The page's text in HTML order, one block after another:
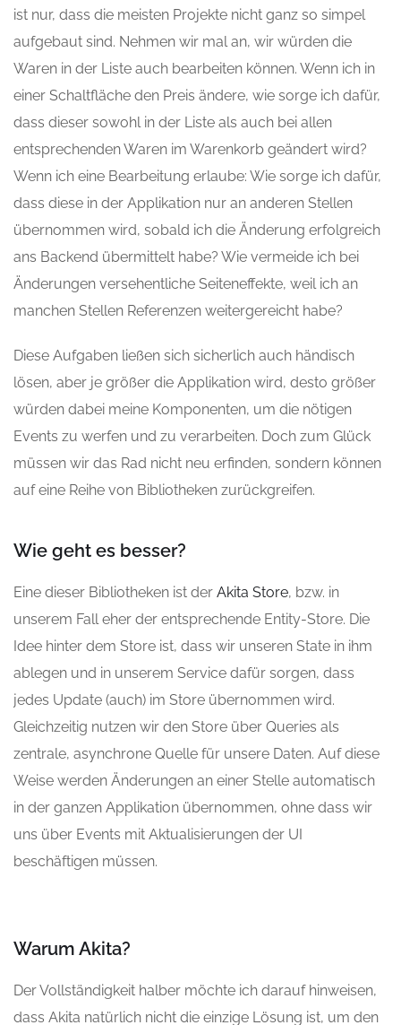
ist nur, dass die meisten Projekte nicht ganz so simpel
aufgebaut sind. Nehmen wir mal an, wir würden die
Waren in der Liste auch bearbeiten können. Wenn ich in
einer Schaltfläche den Preis ändere, wie sorge ich dafür,
dass dieser sowohl in der Liste als auch bei allen
entsprechenden Waren im Warenkorb geändert wird?
Wenn ich eine Bearbeitung erlaube: Wie sorge ich dafür,
dass diese in der Applikation nur an anderen Stellen
übernommen wird, sobald ich die Änderung erfolgreich
ans Backend übermittelt habe? Wie vermeide ich bei
Änderungen versehentliche Seiteneffekte, weil ich an
manchen Stellen Referenzen weitergereicht habe?
Diese Aufgaben ließen sich sicherlich auch händisch
lösen, aber je größer die Applikation wird, desto größer
würden dabei meine Komponenten, um die nötigen
Events zu werfen und zu verarbeiten. Doch zum Glück
müssen wir das Rad nicht neu erfinden, sondern können
auf eine Reihe von Bibliotheken zurückgreifen.
Wie geht es besser?
Eine dieser Bibliotheken ist der Akita Store, bzw. in
unserem Fall eher der entsprechende Entity-Store. Die
Idee hinter dem Store ist, dass wir unseren State in ihm
ablegen und in unserem Service dafür sorgen, dass
jedes Update (auch) im Store übernommen wird.
Gleichzeitig nutzen wir den Store über Queries als
zentrale, asynchrone Quelle für unsere Daten. Auf diese
Weise werden Änderungen an einer Stelle automatisch
in der ganzen Applikation übernommen, ohne dass wir
uns über Events mit Aktualisierungen der UI
beschäftigen müssen.
Warum Akita?
Der Vollständigkeit halber möchte ich darauf hinweisen,
dass Akita natürlich nicht die einzige Lösung ist, um den